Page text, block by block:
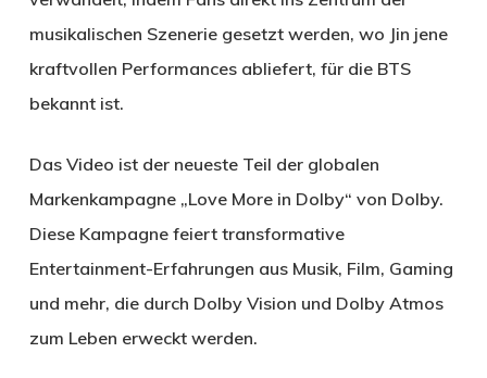
musikalischen Szenerie gesetzt werden, wo Jin jene
kraftvollen Performances abliefert, für die BTS
bekannt ist.
Das Video ist der neueste Teil der globalen
Markenkampagne „Love More in Dolby“ von Dolby.
Diese Kampagne feiert transformative
Entertainment-Erfahrungen aus Musik, Film, Gaming
und mehr, die durch Dolby Vision und Dolby Atmos
zum Leben erweckt werden.